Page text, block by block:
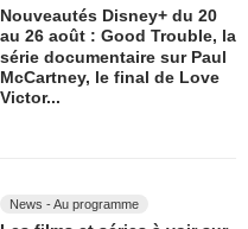
Nouveautés Disney+ du 20
au 26 août : Good Trouble, la
série documentaire sur Paul
McCartney, le final de Love
Victor...
News - Au programme